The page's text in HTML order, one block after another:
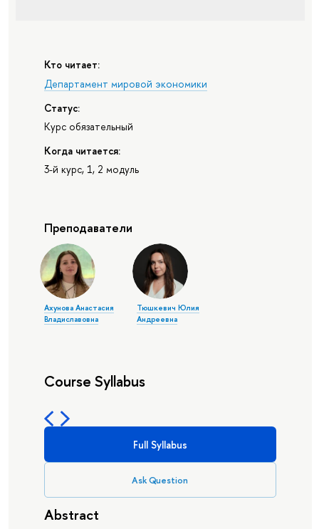
Кто читает:
Департамент мировой экономики
Статус:
Курс обязательный
Когда читается:
3-й курс, 1, 2 модуль
Преподаватели
Ахунова Анастасия
Владиславовна
Тюшкевич Юлия
Андреевна
Course Syllabus
Full Syllabus
Ask Question
Abstract